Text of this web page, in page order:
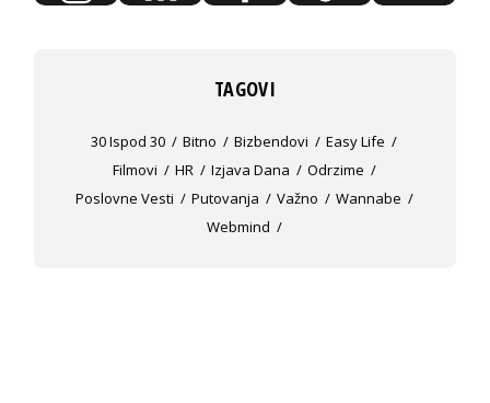
TAGOVI
30 Ispod 30 Bitno Bizbendovi
Easy Life
Filmovi
HR Izjava Dana
Odrzime
Poslovne Vesti
Putovanja Važno
Wannabe
Webmind